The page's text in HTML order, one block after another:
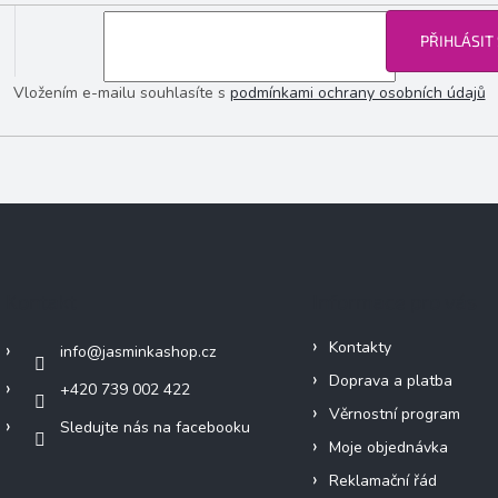
Vložením e-mailu souhlasíte s podmínkami ochrany osobních údajů
PŘIHLÁSIT
info@jasminkashop.cz
+420 739 002 422
Sledujte nás na facebooku
Kontakty
Doprava a platba
Věrnostní program
Moje objednávka
Reklamační řád